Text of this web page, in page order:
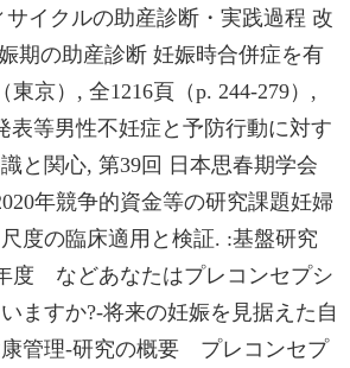
イクルの助産診断・実践過程 改
期の助産診断 妊娠時合併症を有
京）, 全1216頁（p. 244-279）,
表等男性不妊症と予防行動に対す
と関心, 第39回 日本思春期学会
年競争的資金等の研究課題妊婦
度の臨床適用と検証. :基盤研究
年度 などあなたはプレコンセプシ
ますか?-将来の妊娠を見据えた自
管理-研究の概要 プレコンセプ